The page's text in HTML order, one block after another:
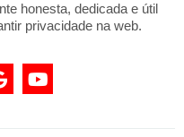
honesta, dedicada e útil
privacidade na web.